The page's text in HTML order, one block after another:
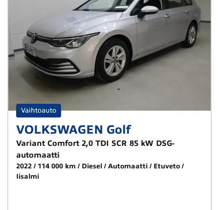
Vaihtoauto
VOLKSWAGEN Golf
Variant Comfort 2,0 TDI SCR 85 kW DSG-
automaatti
2022 114 000 km Diesel Automaatti
Etuveto
Iisalmi